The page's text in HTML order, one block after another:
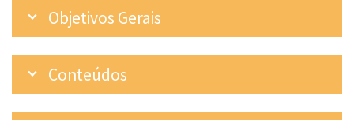
Objetivos Gerais
Conteúdos